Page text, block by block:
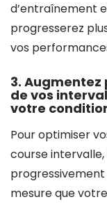
d’entraînement
progresserez
vos
3.
de vos
votre
Pour optimiser
course
progressivement
mesure que